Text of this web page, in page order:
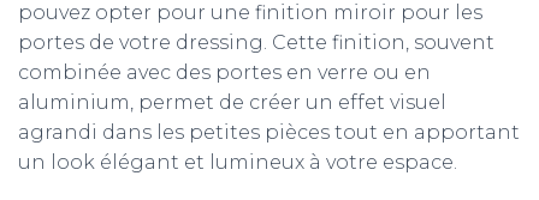
pouvez opter pour une finition miroir pour les
portes de votre dressing. Cette finition, souvent
combinée avec des portes en verre ou en
aluminium, permet de créer un effet visuel
agrandi dans les petites pièces tout en apportant
un look élégant et lumineux à votre espace.